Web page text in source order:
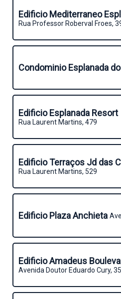
Edificio Mediterraneo
Rua Professor Roberval Froes,
Condominio Esplanada do
Edificio Esplanada Resort
Rua Laurent Martins, 479
Edificio Terraços Jd das
Rua Laurent Martins, 529
Edificio Plaza Anchieta
Edificio Amadeus
Avenida Doutor Eduardo Cury,